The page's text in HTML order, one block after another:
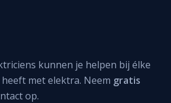
kunnen je helpen bij élke
met elektra. Neem gratis
op.